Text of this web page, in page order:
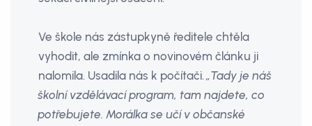
Ve škole nás zástupkyně ředitele chtěla
vyhodit, ale zmínka o novinovém článku ji
nalomila. Usadila nás k počítači.„Tady je náš
školní vzdělávací program, tam najdete, co
potřebujete. Morálka se učí v občanské